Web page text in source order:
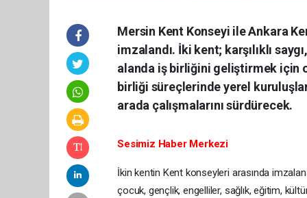
Mersin Kent Konseyi ile Ankara
imzalandı. İki kent; karşılıklı
alanda iş birliğini geliştirmek için
birliği süreçlerinde yerel
arada çalışmalarını sürdürecek.
Sesimiz Haber Merkezi
İkin kentin Kent konseyleri arasında
çocuk, gençlik, engelliler, sağlık, eğitim,